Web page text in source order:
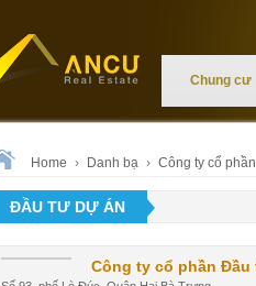
Chung cư
Home › Danh bạ › Công ty cổ
ĐẦU TƯ DỰ ÁN
Công ty cổ phần